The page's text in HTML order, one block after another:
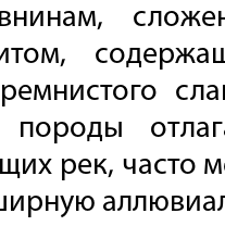
породы
рек, часто